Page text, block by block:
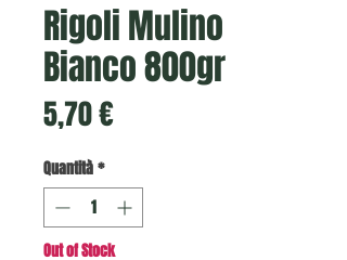
Rigoli Mulino
Bianco 800gr
5,70 €Prezzo
Quantità*
Out of Stock